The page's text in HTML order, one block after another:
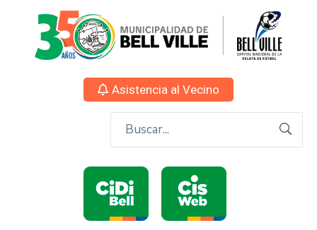
Asistencia al Vecino